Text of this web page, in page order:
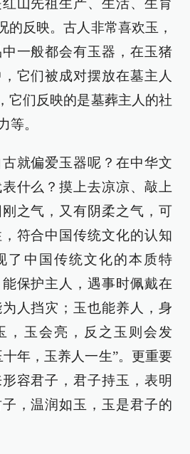
山先祖生产、生活、生育
的反映。古人非常喜欢玉，
一般都会有玉器，在玉猪
它们被成对摆放在墓主人
它们反映的是墓葬主人的社
等。
就偏爱玉器呢？在中华文
什么？摸上去凉凉、敲上
之气，又有阴柔之气，可
符合中国传统文化的认知
了中国传统文化的本质特
保护主人，遇事时佩戴在
人挡灾；玉也能养人，身
，玉会亮，反之玉则会发
年，玉养人一生”。更重要
容君子，君子持玉，表明
，温润如玉，玉是君子的